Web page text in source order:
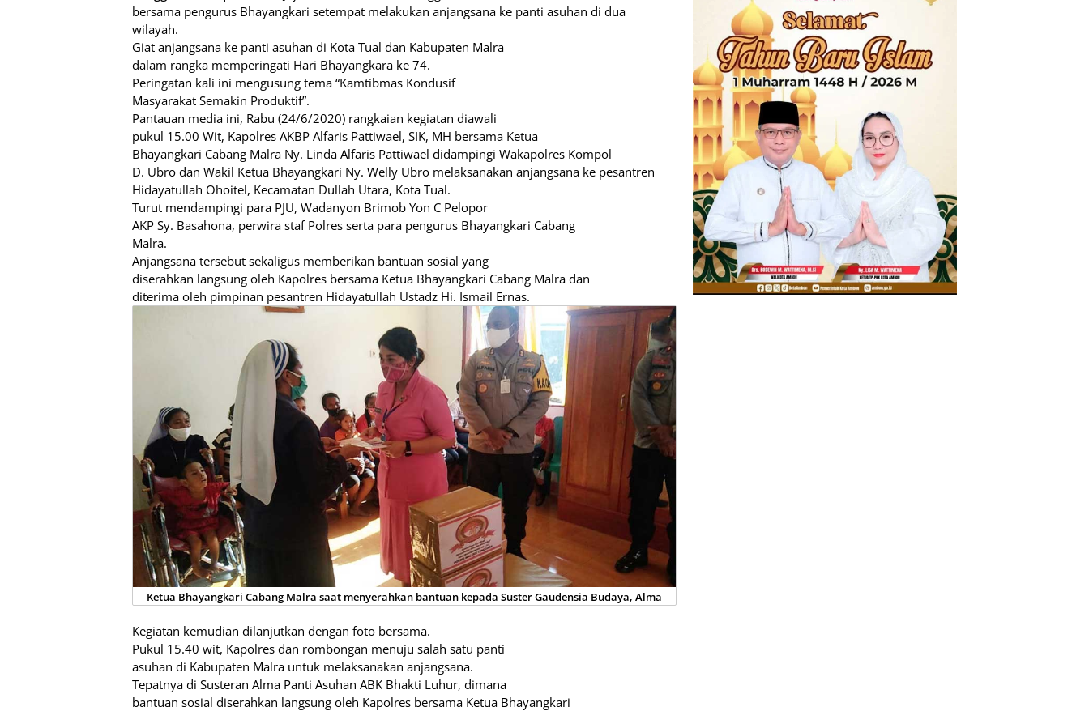
bersama pengurus Bhayangkari setempat melakukan anjangsana ke panti asuhan di dua
wilayah.
Giat anjangsana ke panti asuhan di Kota Tual dan Kabupaten Malra
dalam rangka memperingati Hari Bhayangkara ke 74.
Peringatan kali ini mengusung tema “Kamtibmas Kondusif
Masyarakat Semakin Produktif”.
Pantauan media ini, Rabu (24/6/2020) rangkaian kegiatan diawali
pukul 15.00 Wit, Kapolres AKBP Alfaris Pattiwael, SIK, MH bersama Ketua
Bhayangkari Cabang Malra Ny. Linda Alfaris Pattiwael didampingi Wakapolres Kompol
D. Ubro dan Wakil Ketua Bhayangkari Ny. Welly Ubro melaksanakan anjangsana ke pesantren
Hidayatullah Ohoitel, Kecamatan Dullah Utara, Kota Tual.
Turut mendampingi para PJU, Wadanyon Brimob Yon C Pelopor
AKP Sy. Basahona, perwira staf Polres serta para pengurus Bhayangkari Cabang
Malra.
Anjangsana tersebut sekaligus memberikan bantuan sosial yang
diserahkan langsung oleh Kapolres bersama Ketua Bhayangkari Cabang Malra dan
diterima oleh pimpinan pesantren Hidayatullah Ustadz Hi. Ismail Ernas.
Ketua Bhayangkari Cabang Malra saat menyerahkan bantuan kepada Suster Gaudensia Budaya, Alma
Kegiatan kemudian dilanjutkan dengan foto bersama.
Pukul 15.40 wit, Kapolres dan rombongan menuju salah satu panti
asuhan di Kabupaten Malra untuk melaksanakan anjangsana.
Tepatnya di Susteran Alma Panti Asuhan ABK Bhakti Luhur, dimana
bantuan sosial diserahkan langsung oleh Kapolres bersama Ketua Bhayangkari